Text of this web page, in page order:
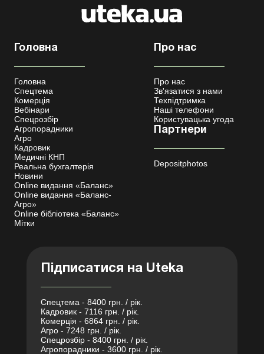
Головна
Головна
Спецтема
Комерція
Вебінари
Спецрозбір
Агропорадники
Агро
Кадровик
Медичні КНП
Реальна бухгалтерія
Новини
Online видання «Баланс»
Online видання «Баланс-
Агро»
Online бібліотека «Баланс»
Мітки
Про нас
Про нас
Зв'язатися з нами
Техпідтримка
Наші телефони
Користувацька угода
Партнери
Depositphotos
Підписатися на Uteka
Спецтема - 8400 грн. / рік.
Кадровик - 7116 грн. / рік.
Комерція - 6864 грн. / рік.
Агро - 7248 грн. / рік.
Спецрозбір - 8400 грн. / рік.
Агропорадники - 3600 грн. / рік.